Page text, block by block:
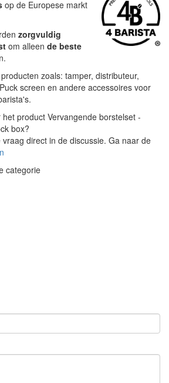
op de Europese markt
zorgvuldig
om alleen de beste
zoals: tamper, distributeur,
screen en andere accessoires voor
het product Vervangende borstelset -
box?
vraag direct in de discussie. Ga naar de
categorie